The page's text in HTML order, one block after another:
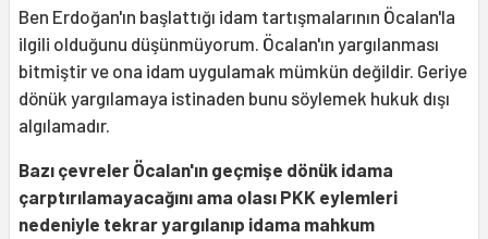
Ben Erdoğan'ın başlattığı idam tartışmalarının Öcalan'la
ilgili olduğunu düşünmüyorum. Öcalan'ın yargılanması
bitmiştir ve ona idam uygulamak mümkün değildir. Geriye
dönük yargılamaya istinaden bunu söylemek hukuk dışı
algılamadır.
Bazı çevreler Öcalan'ın geçmişe dönük idama
çarptırılamayacağını ama olası PKK eylemleri
nedeniyle tekrar yargılanıp idama mahkum